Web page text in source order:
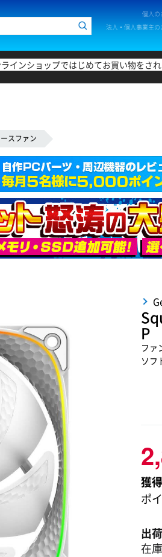
個人の
法人・個人事業主の
インショップではじめてお買い物をさ
スファン
P
ファ
ソフ
獲
ポ
出
在